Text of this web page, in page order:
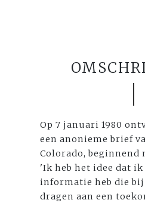
Op 7 januari 1980
een anonieme brief
Colorado, beginnend
'Ik heb het idee dat
informatie heb die
dragen aan een